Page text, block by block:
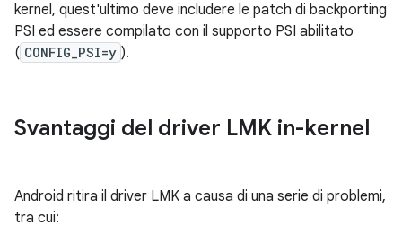
kernel, quest'ultimo deve includere le patch di backporting
PSI ed essere compilato con il supporto PSI abilitato
( CONFIG_PSI=y ).
Svantaggi del driver LMK in-kernel
Android ritira il driver LMK a causa di una serie di problemi,
tra cui: